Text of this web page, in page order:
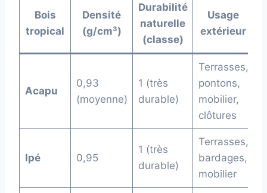
Bois
tropical
Densité
(g/cm³)
Durabilité
naturelle
(classe)
Usage
extérieur
Acapu
0,93
(moyenne)
1 (très
durable)
Terrasses,
pontons,
mobilier,
clôtures
Ipé 0,95
1 (très
durable)
Terrasses,
bardages,
mobilier